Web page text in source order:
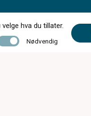
hva du tillater.
Nødvendig